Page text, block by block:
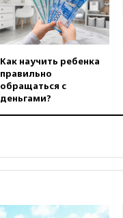
Как научить ребенка
правильно
обращаться с
деньгами?